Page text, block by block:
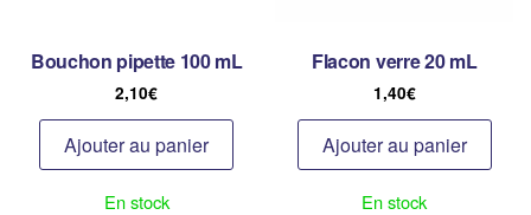
Bouchon pipette 100 mL
2,10€
Ajouter au panier
En stock
Flacon verre 20 mL
1,40€
Ajouter au panier
En stock